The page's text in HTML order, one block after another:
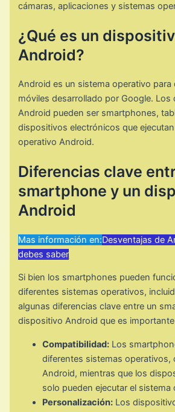
cámaras, aplicaciones y sistemas
¿Qué es un
Android?
Android es un sistema operativo para
móviles desarrollado por Google. Los
Android pueden ser smartphones,
dispositivos electrónicos que
operativo Android.
Diferencias clave
smartphone y un
Android
Mas información en:Desventajas de
debes saber
Si bien los smartphones pueden
diferentes sistemas operativos,
algunas diferencias clave entre un
dispositivo Android que es
Compatibilidad: Los
diferentes sistemas operativos,
Android, mientras que los
solo pueden ejecutar el
Personalización: Los